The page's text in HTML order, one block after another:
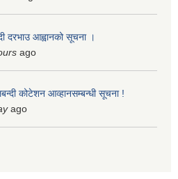
दरभाउ आह्वानको सूचना ।
ago
कोटेशन आव्हानसम्बन्धी सूचना !
ago